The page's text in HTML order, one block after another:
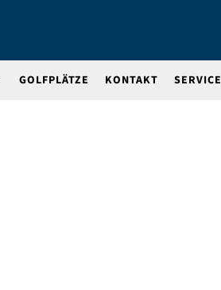
GOLFPLÄTZE KONTAKT SERVICE